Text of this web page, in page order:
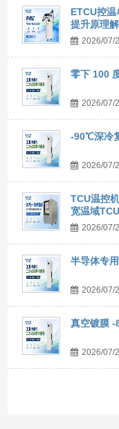
ETCU控
提升原理
2026/07/
零下 100
2026/07/
-90℃深冷
2026/07/
TCU温控
宽温域
2026/07/
半导体专
2026/07/
真空镀膜
2026/07/